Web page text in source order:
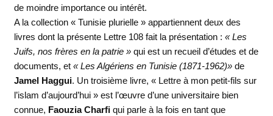
de moindre importance ou intérêt.
A la collection « Tunisie plurielle » appartiennent deux des
livres dont la présente Lettre 108 fait la présentation : « Les
Juifs, nos frères en la patrie »qui est un recueil d’études et de
documents, et « Les Algériens en Tunisie (1871-1962)»de
Jamel Haggui. Un troisième livre, « Lettre à mon petit-fils sur
l’islam d’aujourd’hui » est l’œuvre d’une universitaire bien
connue, Faouzia Charfiqui parle à la fois en tant que